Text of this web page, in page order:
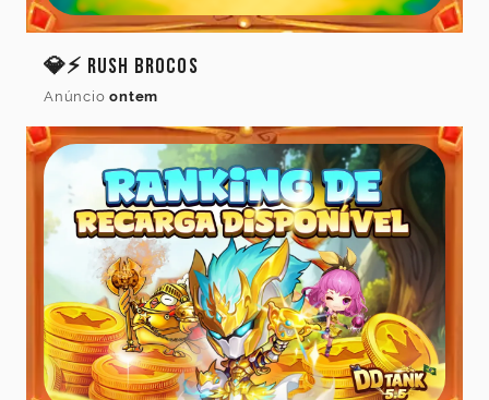
💎⚡ Rush Brocos
Anúncio ontem